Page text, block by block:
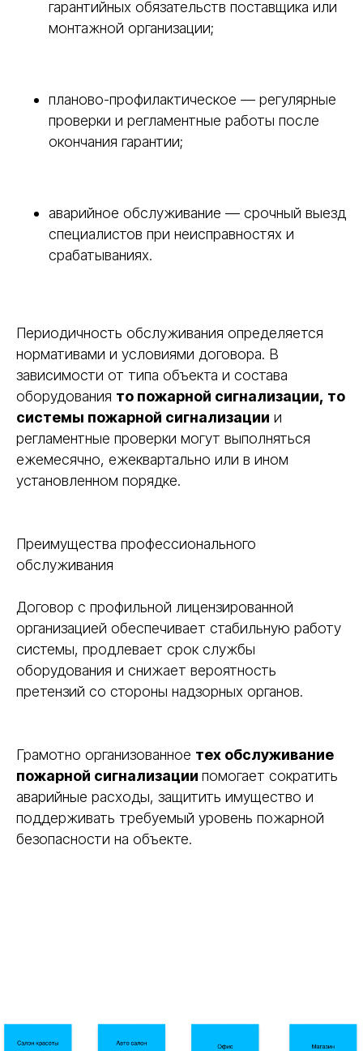
гарантийных обязательств поставщика или
монтажной организации;
планово-профилактическое — регулярные
проверки и регламентные работы после
окончания гарантии;
аварийное обслуживание — срочный выезд
специалистов при неисправностях и
срабатываниях.
Периодичность обслуживания определяется
нормативами и условиями договора. В
зависимости от типа объекта и состава
оборудования то пожарной сигнализации, то
системы пожарной сигнализации и
регламентные проверки могут выполняться
ежемесячно, ежеквартально или в ином
установленном порядке.
Преимущества профессионального
обслуживания
Договор с профильной лицензированной
организацией обеспечивает стабильную работу
системы, продлевает срок службы
оборудования и снижает вероятность
претензий со стороны надзорных органов.
Грамотно организованное тех обслуживание
пожарной сигнализации помогает сократить
аварийные расходы, защитить имущество и
поддерживать требуемый уровень пожарной
безопасности на объекте.